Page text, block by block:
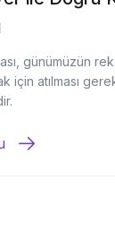
günümüzün
için atılması